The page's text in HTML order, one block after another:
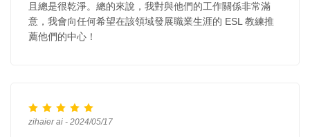
且總是很乾淨。總的來說，我對與他們的工作關係非常滿
意，我會向任何希望在該領域發展職業生涯的 ESL 教練推
薦他們的中心！
zihaier ai - 2024/05/17